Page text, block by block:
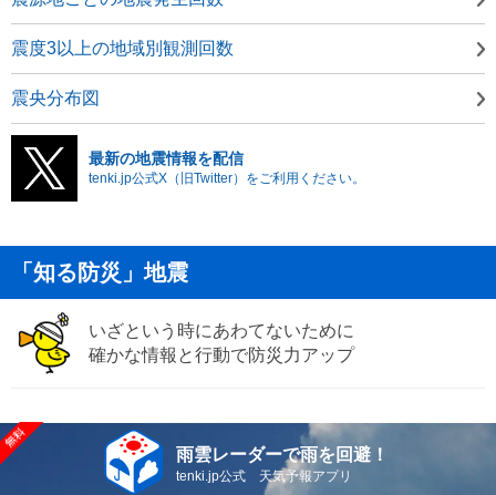
震度3以上の地域別観測回数
震央分布図
最新の地震情報を配信
tenki.jp公式X（旧Twitter）をご利用ください。
「知る防災」地震
いざという時にあわてないために
確かな情報と行動で防災力アップ
雨雲レーダーで雨を回避！
tenki.jp公式 天気予報アプリ